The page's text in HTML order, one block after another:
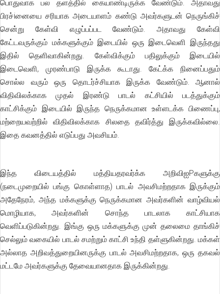
பொதுவாக பல தளத்தில் கையாண்டிருக்க வேண்டும். அதாவது
பிரச்iனையை சரியாக அடையாளம் கண்டு அவர்களுடன் நெருங்கிச்
சென்று கேள்வி எழுப்பப்பட வேண்டும். அதாவது கேள்வி
கேட்டவருக்கும் மக்களுக்கும் இடையில் ஒரு இடைவெளி இருந்தது
இதில் தெளிவாகின்றது. கேள்விக்கும் பதிலுக்கும் இடையில்
இடைவெளி, முரண்பாடு இருக்க கூடாது. கேட்க்க நினைப்பதும்
சொல்ல வரும் ஒரு தொடர்ச்சியாக இருக்க வேண்டும். ஆனால்
விதிவிலக்காக முதல் இரண்டு பாடல் கட்சியில் படத்துக்கும்
காட்சிக்கும் இடையில் இருந்த நெருக்கமான உள்ளடக்க பிணைப்பு,
மற்றையவற்றில் விதிவிலக்காக சிலதை தவிர்த்து இருக்கவில்லை.
இதை கவனத்தில் எடுப்பது அவசியம்.
இந்த விடையத்தில் மத்தியதரவர்க்க அறிவிஐPகளுக்கு
(நடைமுறையில் பங்கு கொள்ளாத) பாடல் அவசிமற்றதாக இருக்கும்
அதேநேரம், அந்த மக்களுக்கு நெருக்கமான அவர்களின் வாழ்வியல்
மொழியாக, அவர்களின் சொந்த பாடலாக காட்சியாக
வெளிப்படுகின்றது. இங்கு ஒரு மக்களுக்கு முன் தலைமை தாங்கிச்
செல்லும் வகையில் பாடல் சமற்றும் காட்சி உந்தி தள்ளுகின்றது. மக்கள்
அல்லாத அறிவத்துறையினருக்கு பாடல் அவசிமற்றதாக, ஒரு தகவல்
மட்டமே அவர்களுக்கு தேவையானதாக இருக்கின்றது.